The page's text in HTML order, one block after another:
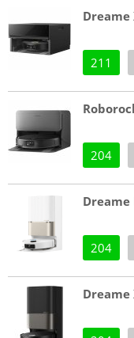
Dreame
211
204
Dreame
204